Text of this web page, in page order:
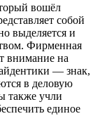
вошёл
собой
выделяется и
Фирменная
внимание на
— знак,
в деловую
также учли
единое